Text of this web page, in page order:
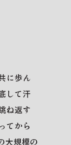
に歩ん
して汗
ね返す
てから
大規模の